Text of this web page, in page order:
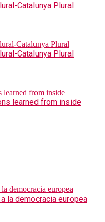
Catalunya Plural
Catalunya Plural
learned from inside
la democracia europea